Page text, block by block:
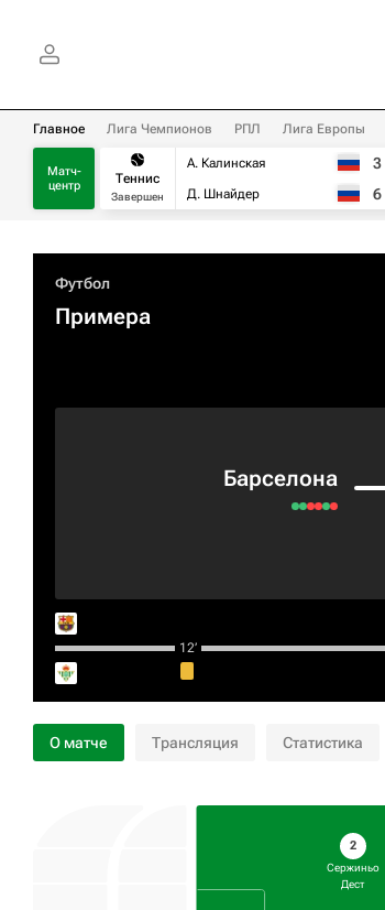
Главное Лига Чемпионов РПЛ Лига Европы
Матч-
центр
Теннис
Завершен
А. Калинская
Д. Шнайдер
3
6
Футбол
Примера
Барселона
12‎’‎
О матче Трансляция Статистика
2
Сержиньо
Дест